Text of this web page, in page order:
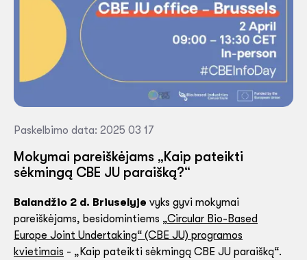
Paskelbimo data: 2025 03 17
Mokymai pareiškėjams „Kaip pateikti
sėkmingą CBE JU paraišką?“
Balandžio 2 d. Briuselyje vyks gyvi mokymai
pareiškėjams, besidomintiems „Circular Bio-Based
Europe Joint Undertaking“ (CBE JU) programos
kvietimais - „Kaip pateikti sėkmingą CBE JU paraišką“.